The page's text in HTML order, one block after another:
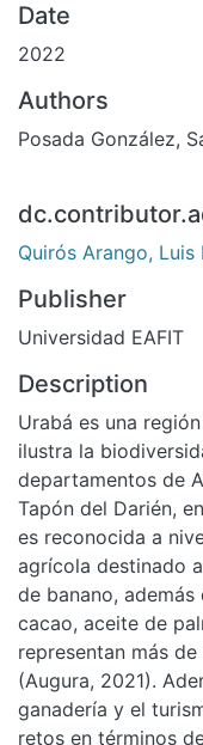
Date
2022
Authors
Posada González,
Quirós Arango, Luis
Publisher
Universidad EAFIT
Description
Urabá es una
ilustra la
departamentos de
Tapón del Darién,
es reconocida a
agrícola destinado
de banano,
cacao, aceite de
representan más
(Augura, 2021).
ganadería y el
retos en términos